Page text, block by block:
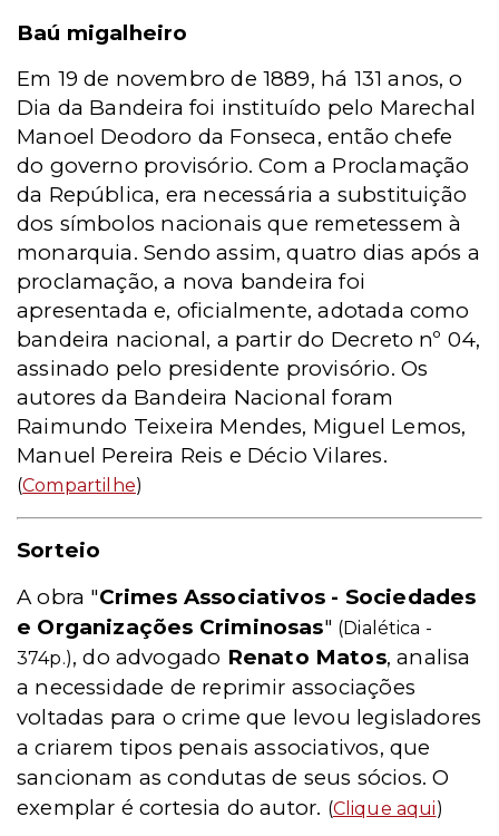
Baú migalheiro
Em 19 de novembro de 1889, há 131 anos, o
Dia da Bandeira foi instituído pelo Marechal
Manoel Deodoro da Fonseca, então chefe
do governo provisório. Com a Proclamação
da República, era necessária a substituição
dos símbolos nacionais que remetessem à
monarquia. Sendo assim, quatro dias após a
proclamação, a nova bandeira foi
apresentada e, oficialmente, adotada como
bandeira nacional, a partir do Decreto nº 04,
assinado pelo presidente provisório. Os
autores da Bandeira Nacional foram
Raimundo Teixeira Mendes, Miguel Lemos,
Manuel Pereira Reis e Décio Vilares.
(Compartilhe)
Sorteio
A obra "Crimes Associativos - Sociedades
e Organizações Criminosas" (Dialética -
374p.), do advogado Renato Matos, analisa
a necessidade de reprimir associações
voltadas para o crime que levou legisladores
a criarem tipos penais associativos, que
sancionam as condutas de seus sócios. O
exemplar é cortesia do autor. (Clique aqui)